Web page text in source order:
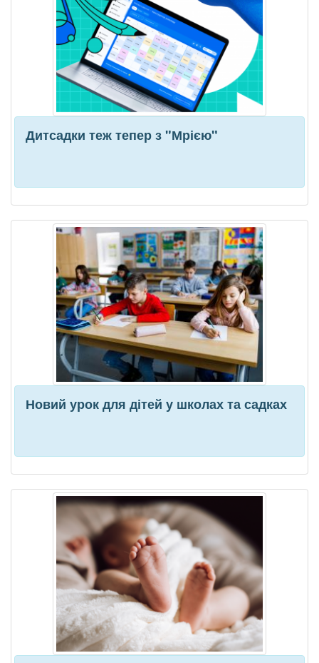
Дитсадки теж тепер з "Мрією"
Новий урок для дітей у школах та садках